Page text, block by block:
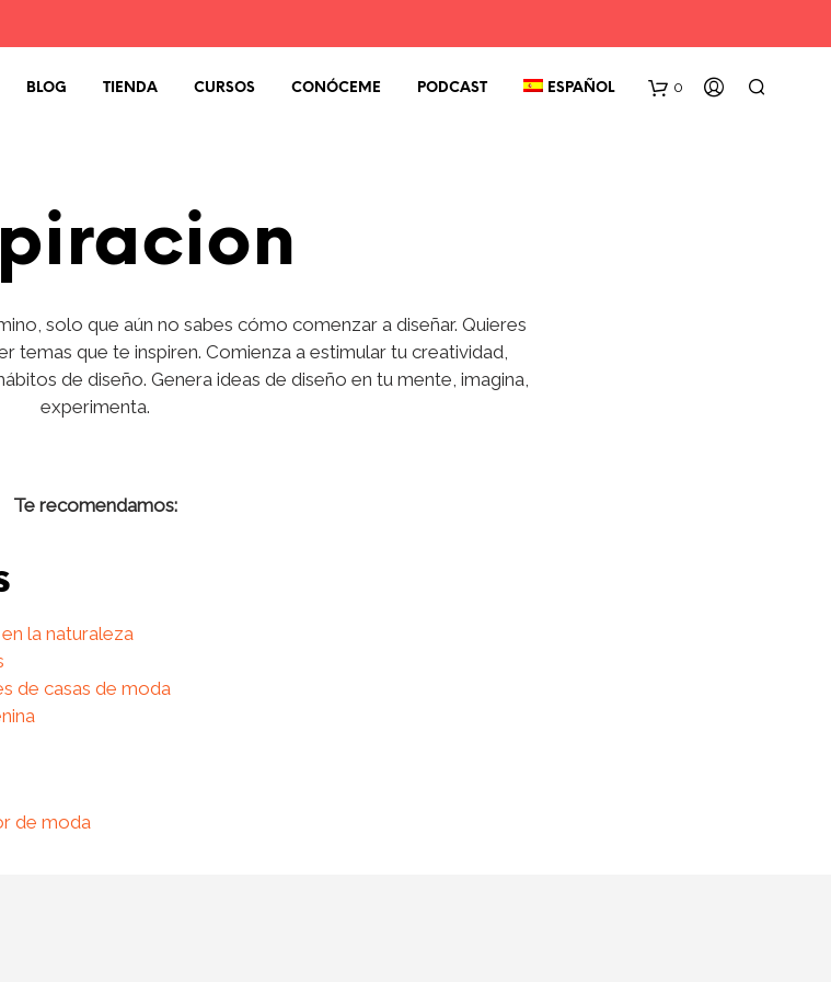
0
BLOG TIENDA CURSOS CONÓCEME PODCAST ESPAÑOL
solo que aún no sabes cómo comenzar a diseñar. Quieres
temas que te inspiren. Comienza a estimular tu creatividad,
de diseño. Genera ideas de diseño en tu mente, imagina,
experimenta.
Te recomendamos:
la naturaleza
de casas de moda
de moda